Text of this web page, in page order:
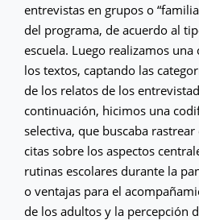
entrevistas en grupos o
del programa, de acuerdo al
escuela. Luego realizamos
los textos, captando las
de los relatos de los
continuación, hicimos una
selectiva, que buscaba
citas sobre los aspectos
rutinas escolares durante la
o ventajas para el
de los adultos y la percepción